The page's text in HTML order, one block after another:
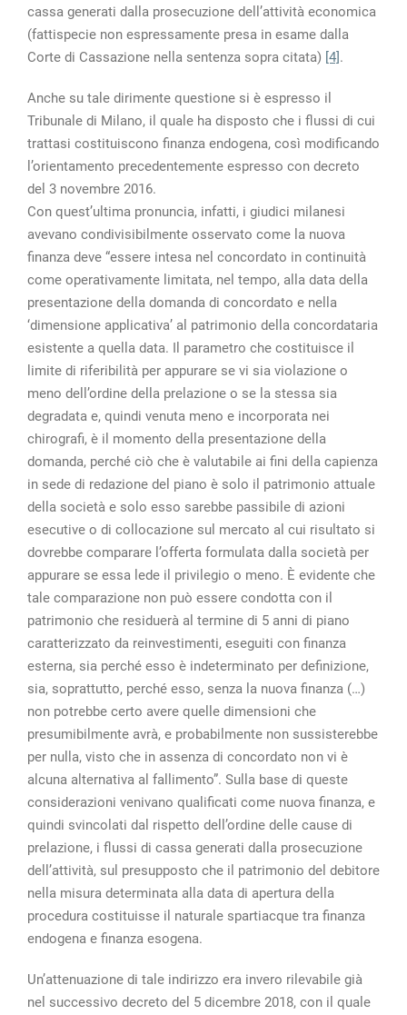
cassa generati dalla prosecuzione dell’attività economica
(fattispecie non espressamente presa in esame dalla
Corte di Cassazione nella sentenza sopra citata) [4].
Anche su tale dirimente questione si è espresso il
Tribunale di Milano, il quale ha disposto che i flussi di cui
trattasi costituiscono finanza endogena, così modificando
l’orientamento precedentemente espresso con decreto
del 3 novembre 2016.
Con quest’ultima pronuncia, infatti, i giudici milanesi
avevano condivisibilmente osservato come la nuova
finanza deve “essere intesa nel concordato in continuità
come operativamente limitata, nel tempo, alla data della
presentazione della domanda di concordato e nella
‘dimensione applicativa’ al patrimonio della concordataria
esistente a quella data. Il parametro che costituisce il
limite di riferibilità per appurare se vi sia violazione o
meno dell’ordine della prelazione o se la stessa sia
degradata e, quindi venuta meno e incorporata nei
chirografi, è il momento della presentazione della
domanda, perché ciò che è valutabile ai fini della capienza
in sede di redazione del piano è solo il patrimonio attuale
della società e solo esso sarebbe passibile di azioni
esecutive o di collocazione sul mercato al cui risultato si
dovrebbe comparare l’offerta formulata dalla società per
appurare se essa lede il privilegio o meno. È evidente che
tale comparazione non può essere condotta con il
patrimonio che residuerà al termine di 5 anni di piano
caratterizzato da reinvestimenti, eseguiti con finanza
esterna, sia perché esso è indeterminato per definizione,
sia, soprattutto, perché esso, senza la nuova finanza (…)
non potrebbe certo avere quelle dimensioni che
presumibilmente avrà, e probabilmente non sussisterebbe
per nulla, visto che in assenza di concordato non vi è
alcuna alternativa al fallimento”. Sulla base di queste
considerazioni venivano qualificati come nuova finanza, e
quindi svincolati dal rispetto dell’ordine delle cause di
prelazione, i flussi di cassa generati dalla prosecuzione
dell’attività, sul presupposto che il patrimonio del debitore
nella misura determinata alla data di apertura della
procedura costituisse il naturale spartiacque tra finanza
endogena e finanza esogena.
Un’attenuazione di tale indirizzo era invero rilevabile già
nel successivo decreto del 5 dicembre 2018, con il quale